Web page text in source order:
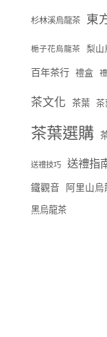
杉林溪烏龍茶 東
梔子花烏龍茶 梨山
百年茶行 禮盒
茶文化 茶葉 茶
茶葉選購
送禮技巧 送禮指
鐵觀音 阿里山烏
黑烏龍茶